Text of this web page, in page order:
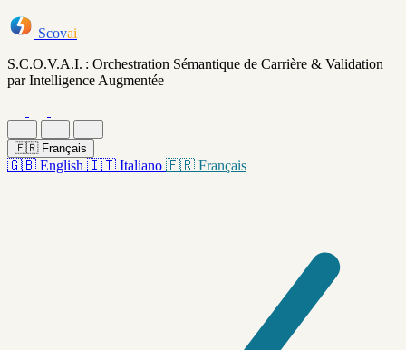
Scovai
S.C.O.V.A.I. : Orchestration Sémantique de Carrière & Validation
par Intelligence Augmentée
🇫🇷 Français
🇬🇧 English 🇮🇹 Italiano 🇫🇷 Français